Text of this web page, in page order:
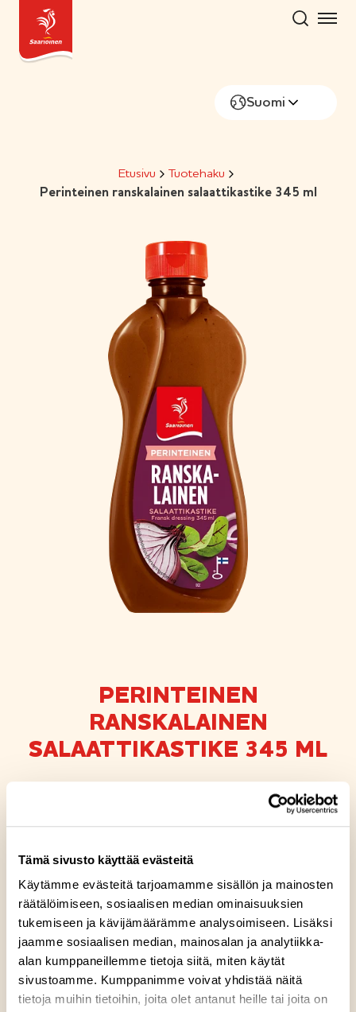
Tämä sivusto käyttää evästeitä
Käytämme evästeitä tarjoamamme sisällön ja mainosten
räätälöimiseen, sosiaalisen median ominaisuuksien
tukemiseen ja kävijämäärämme analysoimiseen. Lisäksi
jaamme sosiaalisen median, mainosalan ja analytiikka-
alan kumppaneillemme tietoja siitä, miten käytät
sivustoamme. Kumppanimme voivat yhdistää näitä
tietoja muihin tietoihin, joita olet antanut heille tai joita on
Hyppää
sisältöön
Suomi
Etusivu
Tuotehaku
Perinteinen ranskalainen salaattikastike 345 ml
PERINTEINEN
RANSKALAINEN
SALAATTIKASTIKE 345 ML
Sopii lakto-ovo ruokavalioon
Sopii vegaaniseen ruokavalioon
Valmistimme kastiketaitureidemme kanssa tämän
kirpeän raikkaan klassisen salaattikastikkeen
valikoiduista raaka-aineista. Varma valinta salaatin
kaveriksi jo vuosikymmenten ajan! Laajasta
valikoimastamme löytyy kastike jokaiselle, sinä